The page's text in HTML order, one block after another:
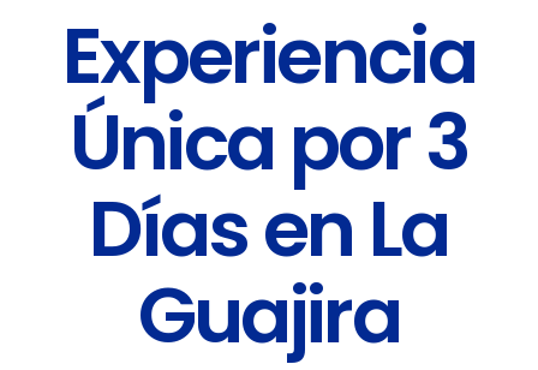
Experiencia
Única por 3
Días en La
Guajira